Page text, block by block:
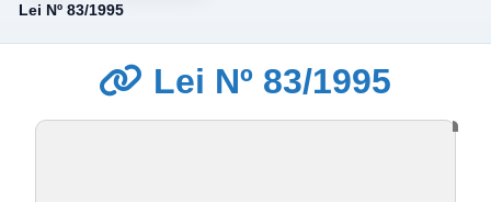
Lei Nº 83/1995
Lei Nº 83/1995